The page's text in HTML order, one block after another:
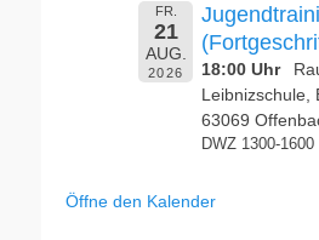
FR.
21
AUG.
2026 18:00 Uhr
Leibnizschule,
63069
DWZ 1300-1600
Öffne den Kalender